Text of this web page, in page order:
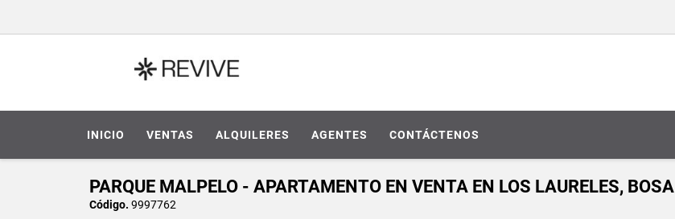
INICIO VENTAS ALQUILERES AGENTES CONTÁCTENOS
PARQUE MALPELO - APARTAMENTO EN VENTA EN LOS LAURELES, BOSA
Código. 9997762